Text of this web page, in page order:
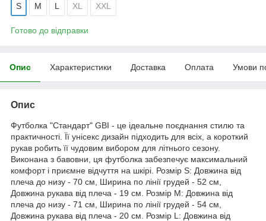
S M L XL XXL
Готово до відправки
Опис Характеристики Доставка Оплата Умови
Опис
Футболка "Стандарт" GBI - це ідеальне поєднання стилю та
практичності. Її унісекс дизайн підходить для всіх, а короткий
рукав робить її чудовим вибором для літнього сезону.
Виконана з бавовни, ця футболка забезпечує максимальний
комфорт і приємне відчуття на шкірі. Розмір S: Довжина від
плеча до низу - 70 см, Ширина по лінії грудей - 52 см,
Довжина рукава від плеча - 19 см. Розмір M: Довжина від
плеча до низу - 71 см, Ширина по лінії грудей - 54 см,
Довжина рукава від плеча - 20 см. Розмір L: Довжина від